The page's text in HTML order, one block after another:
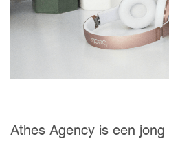
Athes Agency is een